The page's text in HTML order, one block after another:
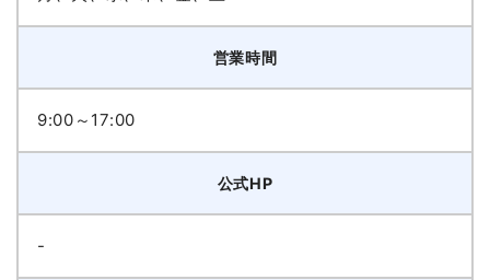
営業時間
9:00～17:00
公式HP
-